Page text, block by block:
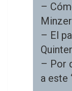
p–
– El
– Por
a este